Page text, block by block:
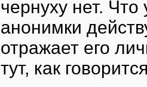
чернуху нет. Что
анонимки
отражает его
тут, как